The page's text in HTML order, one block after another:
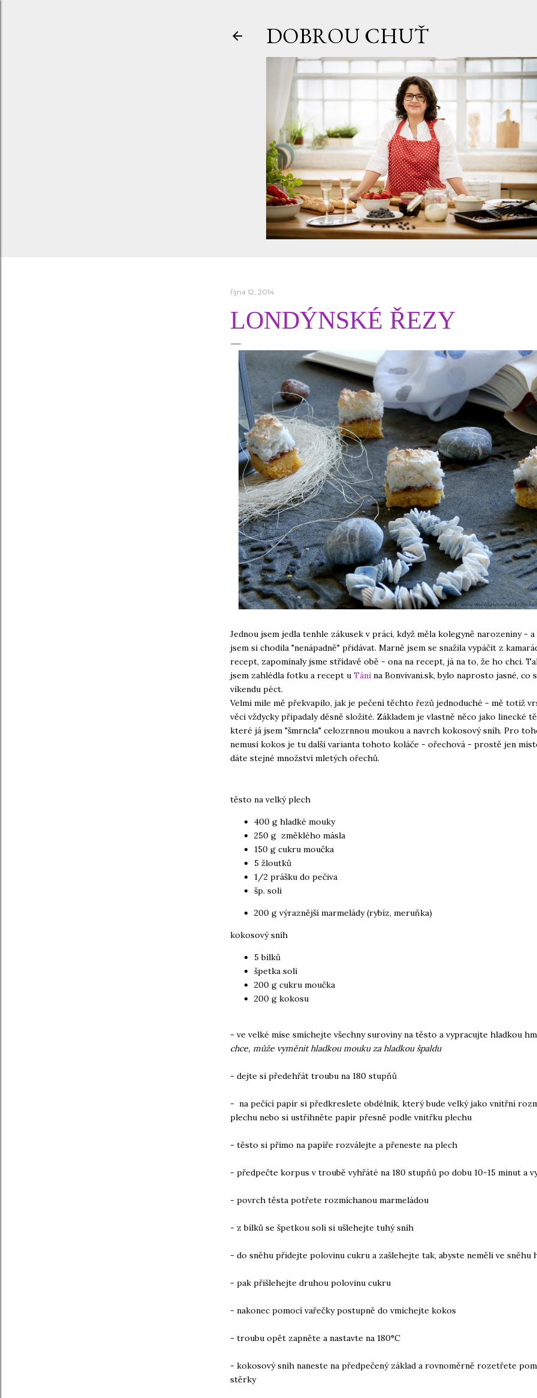
DOBROU CHUŤ
října 12, 2014
LONDÝNSKÉ ŘEZY
Jednou jsem jedla tenhle zákusek v práci, když měla kolegyně narozeniny - a
jsem si chodila "nenápadně" přidávat. Marně jsem se snažila vypáčit z
recept, zapomínaly jsme střídavě obě - ona na recept, já na to, že ho chci.
jsem zahlédla fotku a recept u Táni na Bonvivani.sk, bylo naprosto jasné, co
víkendu péct.
Velmi mile mě překvapilo, jak je pečení těchto řezů jednoduché - mě totiž
věci vždycky připadaly děsně složité. Základem je vlastně něco jako linecké
které já jsem "šmrncla" celozrnnou moukou a navrch kokosový sníh. Pro
nemusí kokos je tu další varianta tohoto koláče - ořechová - prostě jen
dáte stejné množství mletých ořechů.
těsto na velký plech
400 g hladké mouky
250 g změklého másla
150 g cukru moučka
5 žloutků
1/2 prášku do pečiva
šp. soli
200 g výraznější marmelády (rybíz, meruňka)
kokosový sníh
5 bílků
špetka soli
200 g cukru moučka
200 g kokosu
- ve velké míse smíchejte všechny suroviny na těsto a vypracujte hladkou
chce, může vyměnit hladkou mouku za hladkou špaldu
- dejte si předehřát troubu na 180 stupňů
- na pečící papír si předkreslete obdélník, který bude velký jako vnitřní
plechu nebo si ustřihněte papír přesně podle vnitřku plechu
- těsto si přímo na papíře rozválejte a přeneste na plech
- předpečte korpus v troubě vyhřáté na 180 stupňů po dobu 10-15 minut a
- povrch těsta potřete rozmíchanou marmeládou
- z bílků se špetkou soli si ušlehejte tuhý sníh
- do sněhu přidejte polovinu cukru a zašlehejte tak, abyste neměli ve sněhu
- pak přišlehejte druhou polovinu cukru
- nakonec pomocí vařečky postupně do vmíchejte kokos
- troubu opět zapněte a nastavte na 180°C
- kokosový sníh naneste na předpečený základ a rovnoměrně rozetřete
stěrky